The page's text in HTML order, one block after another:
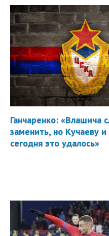
Ганчаренко: «Влашича
заменить, но Кучаеву
сегодня это удалось»